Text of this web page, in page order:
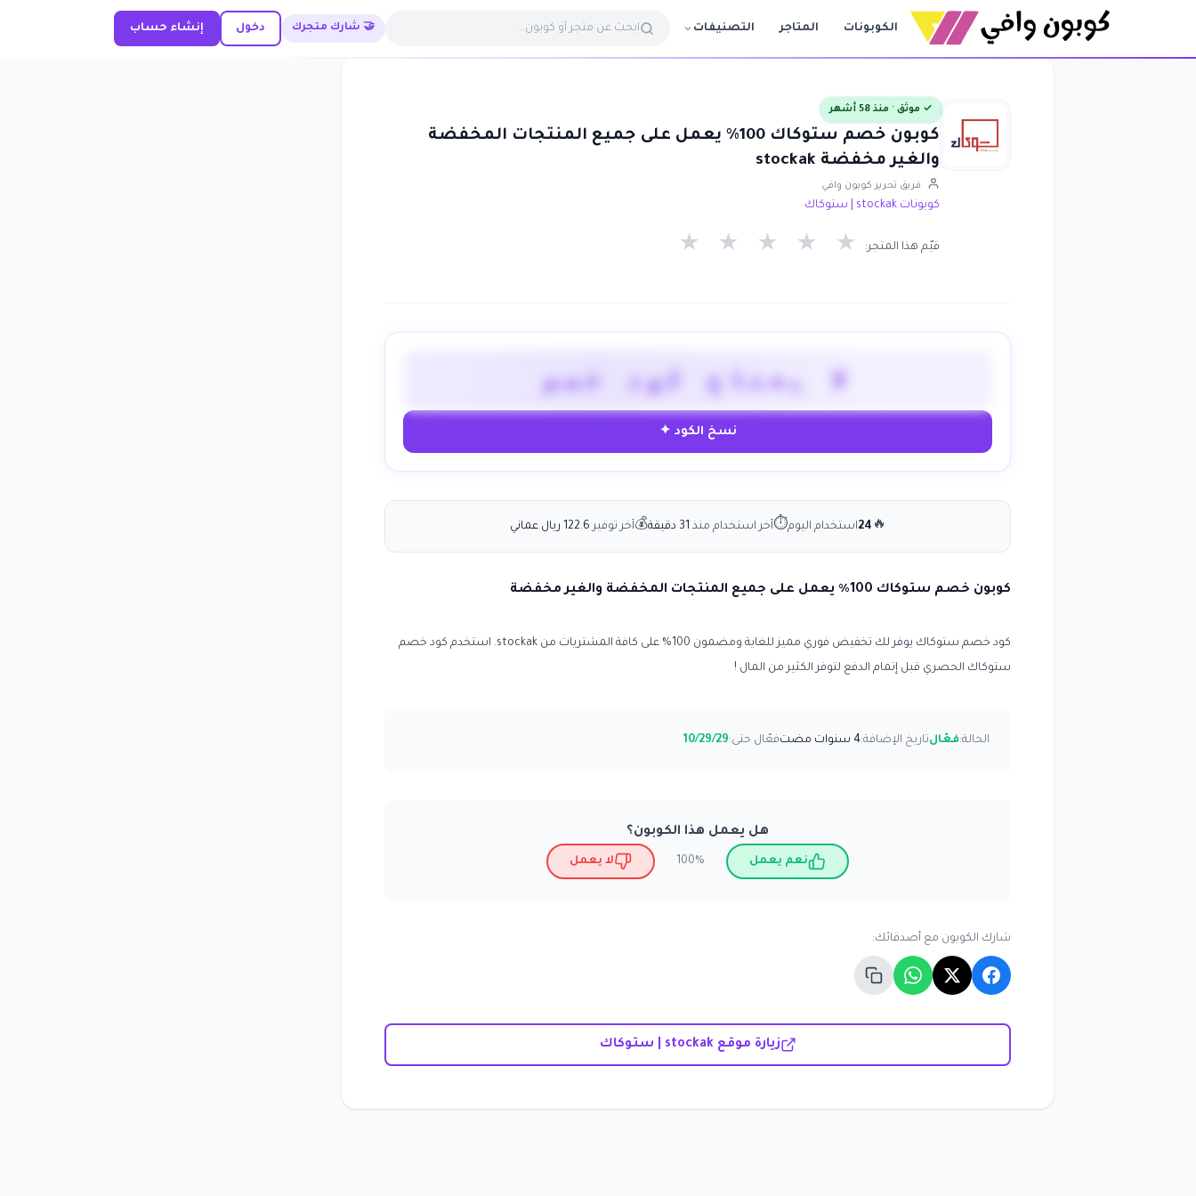
الكوبونات المتاجر التصنيفات 🤝 شارك متجرك دخول إنشاء حساب
✓ موثق · منذ 58 أشهر
كوبون خصم ستوكاك 100٪ يعمل على جميع المنتجات المخفضة
والغير مخفضة stockak
فريق تحرير كوبون وافي
كوبونات stockak | ستوكاك
قيّم هذا المتجر: ★ ★ ★ ★ ★
لا يحتاج كود خصم
نسخ الكود ✦
🔥
24استخدام اليوم⏱آخر استخدام منذ 31 دقيقة 💰آخر توفير 122.6 ريال عماني
كوبون خصم ستوكاك 100٪ يعمل على جميع المنتجات المخفضة والغير مخفضة
كود خصم ستوكاك
يوفر لك تخفيض فوري مميز للغاية ومضمون 100% على كافة المشتريات من stockak. استخدم كود خصم
ستوكاك الحصري قبل إتمام الدفع لتوفر الكثير من المال !
الحالة:فعّالتاريخ الإضافة:4 سنوات مضت فعّال حتى:10/29/29
هل يعمل هذا الكوبون؟
نعم يعمل 100% لا يعمل
شارك الكوبون مع أصدقائك:
زيارة موقع stockak | ستوكاك